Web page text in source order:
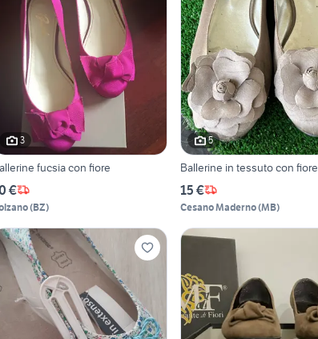
3
fucsia con fiore
€
(BZ)
5
Ballerine in tessuto con fiore
15 €
Cesano Maderno(MB)